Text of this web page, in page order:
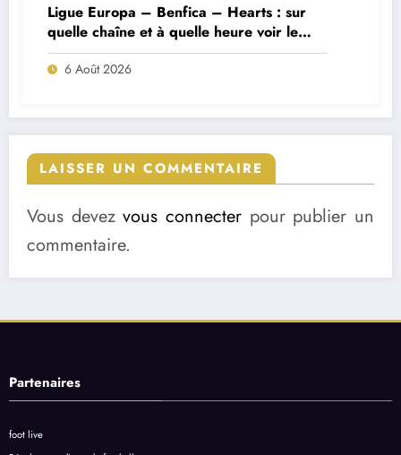
Ligue Europa – Benfica – Hearts : sur
quelle chaîne et à quelle heure voir le
match ?
6 Août 2026
LAISSER UN COMMENTAIRE
Vous devezvous connecter pour publier un
commentaire.
Partenaires
foot live